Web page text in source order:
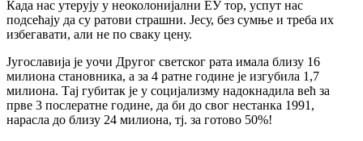
Када нас утерују у неоколонијални ЕУ тор, успут нас
подсећају да су ратови страшни. Јесу, без сумње и треба их
избегавати, али не по сваку цену.
Југославија је уочи Другог светског рата имала близу 16
милиона становника, а за 4 ратне године је изгубила 1,7
милиона. Тај губитак је у социјализму надокнадила већ за
прве 3 послератне године, да би до свог нестанка 1991,
нарасла до близу 24 милиона, тј. за готово 50%!